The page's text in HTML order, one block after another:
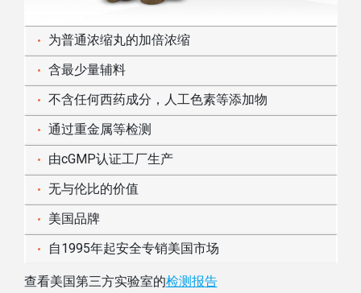
为普通浓缩丸的加倍浓缩
含最少量辅料
不含任何西药成分，人工色素等添加物
通过重金属等检测
由cGMP认证工厂生产
无与伦比的价值
美国品牌
自1995年起安全专销美国市场
查看美国第三方实验室的检测报告